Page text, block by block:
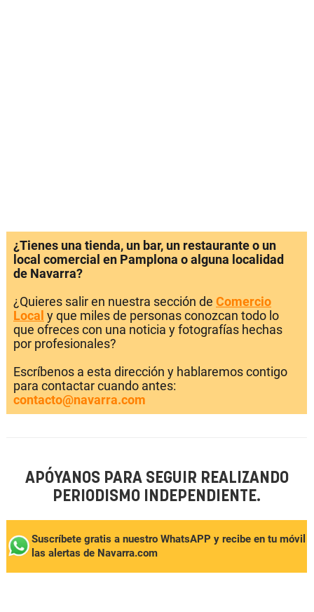
¿Tienes una tienda, un bar, un restaurante o un
local comercial en Pamplona o alguna localidad
de Navarra?
¿Quieres salir en nuestra sección de Comercio
Local y que miles de personas conozcan todo lo
que ofreces con una noticia y fotografías hechas
por profesionales?
Escríbenos a esta dirección y hablaremos contigo
para contactar cuando antes:
contacto@navarra.com
APÓYANOS PARA SEGUIR REALIZANDO
PERIODISMO INDEPENDIENTE.
Suscríbete gratis a nuestro WhatsAPP y recibe en tu móvil
las alertas de Navarra.com